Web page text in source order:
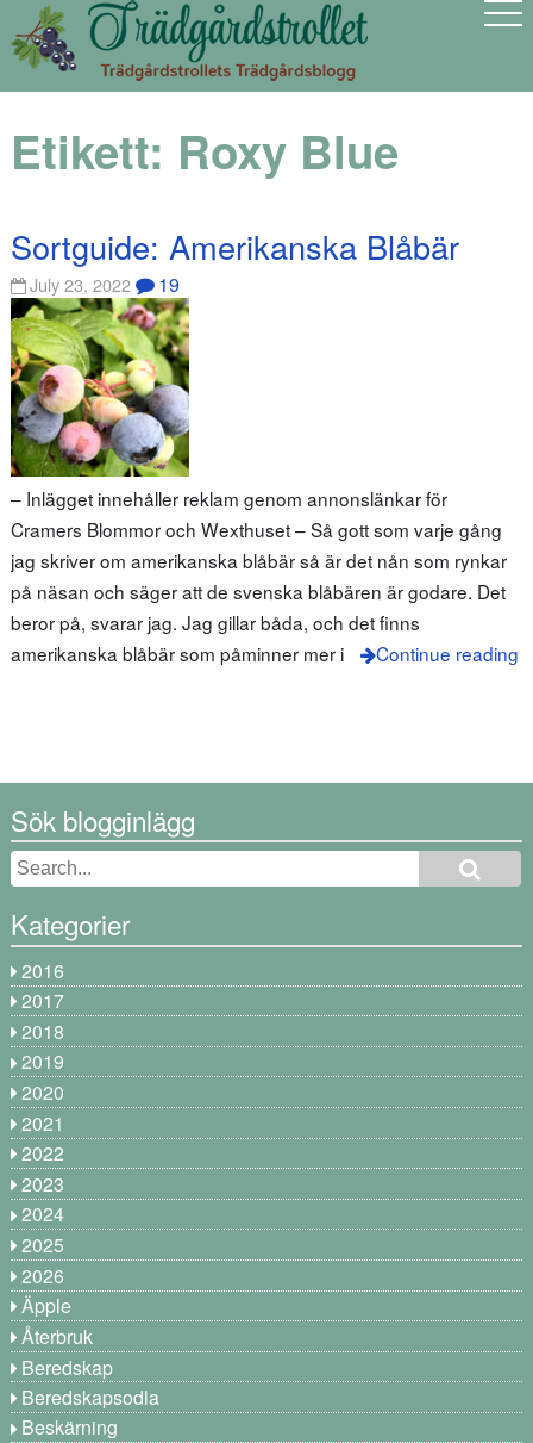
Etikett: Roxy Blue
Sortguide: Amerikanska Blåbär
July 23, 2022 19
– Inlägget innehåller reklam genom annonslänkar för
Cramers Blommor och Wexthuset – Så gott som varje gång
jag skriver om amerikanska blåbär så är det nån som rynkar
på näsan och säger att de svenska blåbären är godare. Det
beror på, svarar jag. Jag gillar båda, och det finns
amerikanska blåbär som påminner mer i
Continue reading
Sök blogginlägg
Kategorier
2016
2017
2018
2019
2020
2021
2022
2023
2024
2025
2026
Äpple
Återbruk
Beredskap
Beredskapsodla
Beskärning